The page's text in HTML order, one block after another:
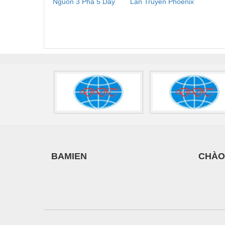
Xe hơi - Phụ tùng
Xe tải - phụ tùng
Y khoa - Trang thiết bị
BAMIEN